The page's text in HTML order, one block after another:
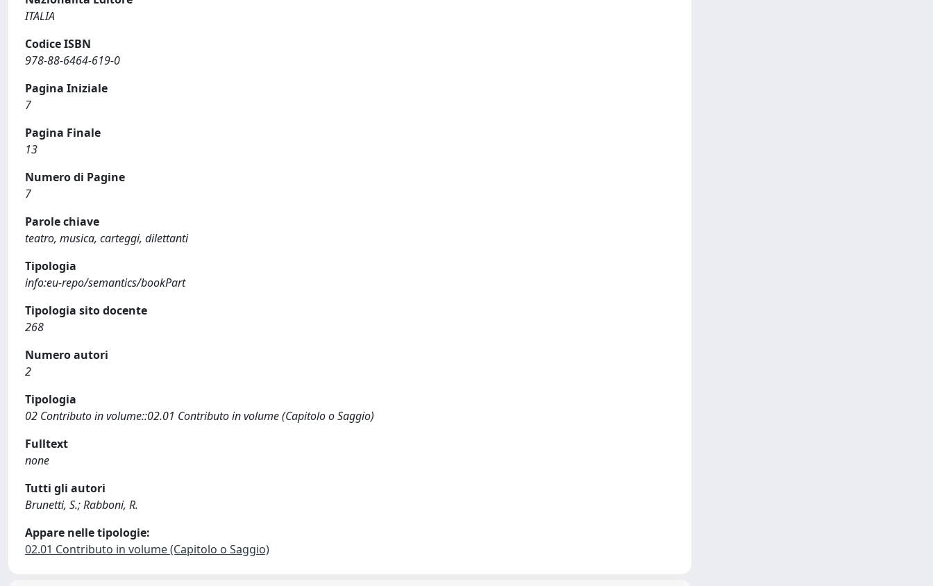
ITALIA
Codice ISBN
978-88-6464-619-0
Pagina Iniziale
7
Pagina Finale
13
Numero di Pagine
7
Parole chiave
teatro, musica, carteggi, dilettanti
Tipologia
info:eu-repo/semantics/bookPart
Tipologia sito docente
268
Numero autori
2
Tipologia
02 Contributo in volume::02.01 Contributo in volume (Capitolo o Saggio)
Fulltext
none
Tutti gli autori
Brunetti, S.; Rabboni, R.
Appare nelle tipologie:
02.01 Contributo in volume (Capitolo o Saggio)